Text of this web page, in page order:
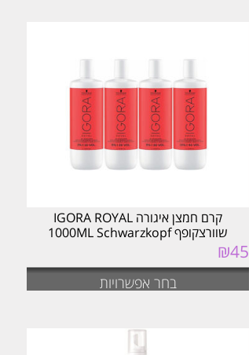
קרם חמצן איגורה IGORA ROYAL
שוורצקופף 1000ML Schwarzkopf
₪45
בחר אפשרויות